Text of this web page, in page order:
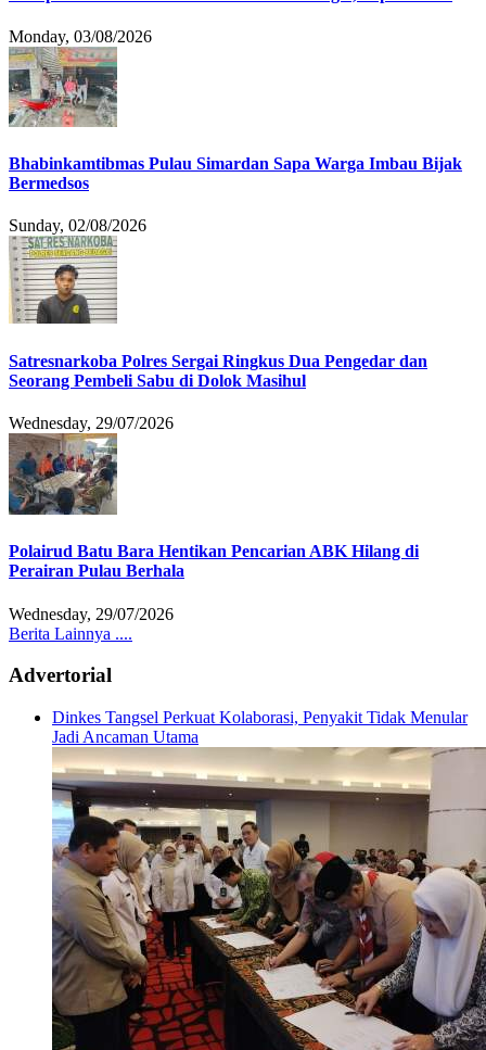
Monday, 03/08/2026
Bhabinkamtibmas Pulau Simardan Sapa Warga Imbau Bijak
Bermedsos
Sunday, 02/08/2026
Satresnarkoba Polres Sergai Ringkus Dua Pengedar dan
Seorang Pembeli Sabu di Dolok Masihul
Wednesday, 29/07/2026
Polairud Batu Bara Hentikan Pencarian ABK Hilang di
Perairan Pulau Berhala
Wednesday, 29/07/2026
Berita Lainnya ....
Advertorial
Dinkes Tangsel Perkuat Kolaborasi, Penyakit Tidak Menular
Jadi Ancaman Utama